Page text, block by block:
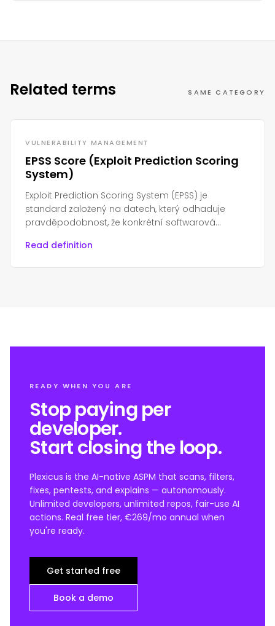
Related terms SAME CATEGORY
VULNERABILITY MANAGEMENT
EPSS Score (Exploit Prediction Scoring
System)
Exploit Prediction Scoring System (EPSS) je
standard založený na datech, který odhaduje
pravděpodobnost, že konkrétní softwarová
Read definition
READY WHEN YOU ARE
Stop paying per
developer.
Start closing the loop.
Plexicus is the AI-native ASPM that scans, filters,
fixes, pentests, and explains — autonomously.
Unlimited developers, unlimited repos, fair-use AI
actions. Real free tier, €269/mo annual when
you're ready.
Get started free
Book a demo